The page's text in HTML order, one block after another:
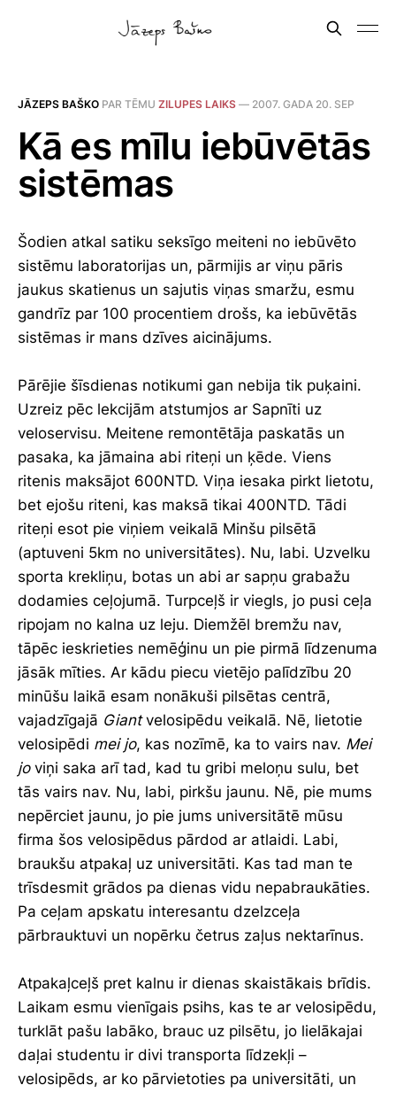
JĀZEPS BAŠKO PAR TĒMU ZILUPES LAIKS — 2007. GADA 20. SEP
Kā es mīlu iebūvētās
sistēmas
Šodien atkal satiku seksīgo meiteni no iebūvēto
sistēmu laboratorijas un, pārmijis ar viņu pāris
jaukus skatienus un sajutis viņas smaržu, esmu
gandrīz par 100 procentiem drošs, ka iebūvētās
sistēmas ir mans dzīves aicinājums.
Pārējie šīsdienas notikumi gan nebija tik puķaini.
Uzreiz pēc lekcijām atstumjos ar Sapnīti uz
veloservisu. Meitene remontētāja paskatās un
pasaka, ka jāmaina abi riteņi un ķēde. Viens
ritenis maksājot 600NTD. Viņa iesaka pirkt lietotu,
bet ejošu riteni, kas maksā tikai 400NTD. Tādi
riteņi esot pie viņiem veikalā Minšu pilsētā
(aptuveni 5km no universitātes). Nu, labi. Uzvelku
sporta krekliņu, botas un abi ar sapņu grabažu
dodamies ceļojumā. Turpceļš ir viegls, jo pusi ceļa
ripojam no kalna uz leju. Diemžēl bremžu nav,
tāpēc ieskrieties nemēģinu un pie pirmā līdzenuma
jāsāk mīties. Ar kādu piecu vietējo palīdzību 20
minūšu laikā esam nonākuši pilsētas centrā,
vajadzīgajā Giantvelosipēdu veikalā. Nē, lietotie
velosipēdi mei jo, kas nozīmē, ka to vairs nav. Mei
jo viņi saka arī tad, kad tu gribi meloņu sulu, bet
tās vairs nav. Nu, labi, pirkšu jaunu. Nē, pie mums
nepērciet jaunu, jo pie jums universitātē mūsu
firma šos velosipēdus pārdod ar atlaidi. Labi,
braukšu atpakaļ uz universitāti. Kas tad man te
trīsdesmit grādos pa dienas vidu nepabraukāties.
Pa ceļam apskatu interesantu dzelzceļa
pārbrauktuvi un nopērku četrus zaļus nektarīnus.
Atpakaļceļš pret kalnu ir dienas skaistākais brīdis.
Laikam esmu vienīgais psihs, kas te ar velosipēdu,
turklāt pašu labāko, brauc uz pilsētu, jo lielākajai
daļai studentu ir divi transporta līdzekļi –
velosipēds, ar ko pārvietoties pa universitāti, un